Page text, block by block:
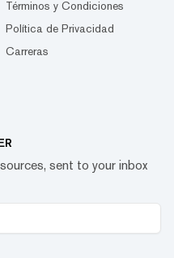
Términos y Condiciones
Política de Privacidad
Carreras
sent to your inbox